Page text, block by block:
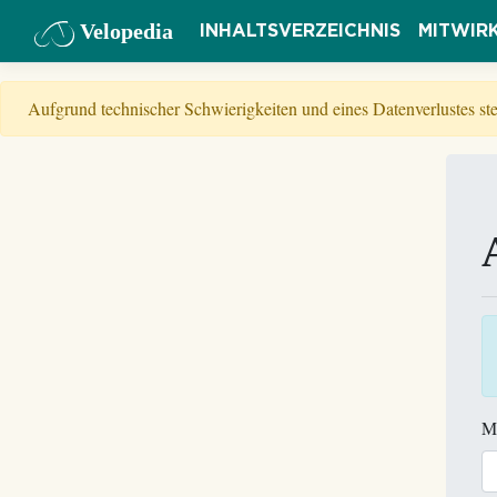
Velopedia INHALTSVERZEICHNIS
Aufgrund technischer Schwierigkeiten und eines Datenverlustes